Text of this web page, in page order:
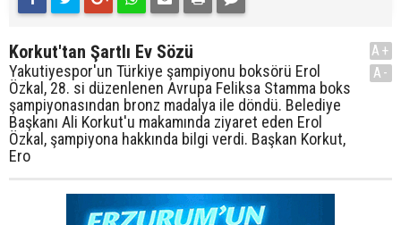
Korkut'tan Şartlı Ev Sözü
Yakutiyespor'un Türkiye şampiyonu boksörü Erol
Özkal, 28. si düzenlenen Avrupa Feliksa Stamma boks
şampiyonasından bronz madalya ile döndü. Belediye
Başkanı Ali Korkut'u makamında ziyaret eden Erol
Özkal, şampiyona hakkında bilgi verdi. Başkan Korkut,
Ero
A+
A-